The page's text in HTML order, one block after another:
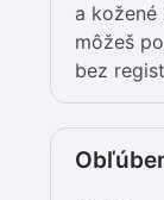
a
môžeš
bez